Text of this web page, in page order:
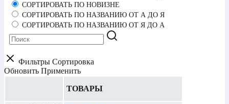
СОРТИРОВАТЬ ПО НОВИЗНЕ
СОРТИРОВАТЬ ПО НАЗВАНИЮ ОТ А ДО Я
СОРТИРОВАТЬ ПО НАЗВАНИЮ ОТ Я ДО А
Фильтры Сортировка
Обновить Применить
ТОВАРЫ